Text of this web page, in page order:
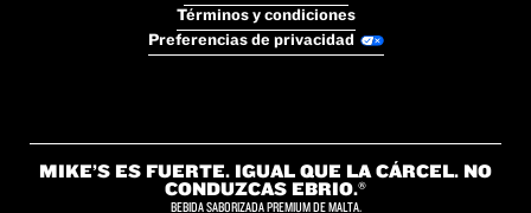
Términos y condiciones
Preferencias de privacidad
MIKE’S ES FUERTE. IGUAL QUE LA CÁRCEL. NO
CONDUZCAS EBRIO.®
BEBIDA SABORIZADA PREMIUM DE MALTA.